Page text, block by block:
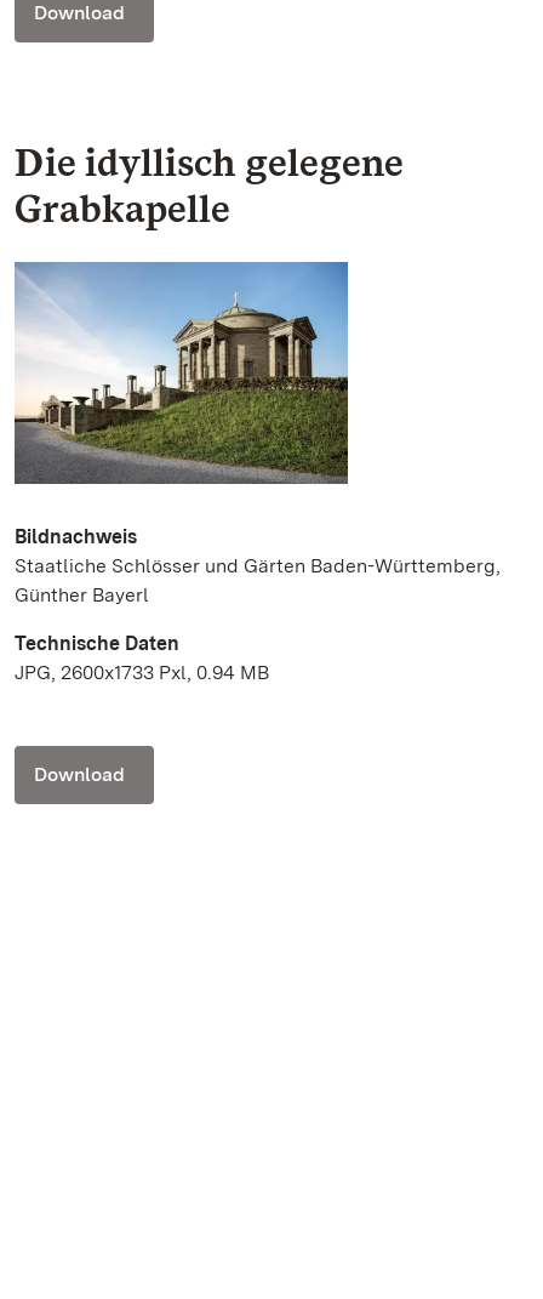
Download
Die idyllisch gelegene
Grabkapelle
Bildnachweis
Staatliche Schlösser und Gärten Baden-Württemberg,
Günther Bayerl
Technische Daten
JPG, 2600x1733 Pxl, 0.94 MB
Download